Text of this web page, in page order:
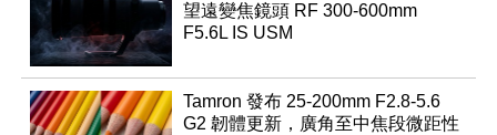
望遠變焦鏡頭 RF 300-600mm
F5.6L IS USM
Tamron 發布 25-200mm F2.8-5.6
G2 韌體更新，廣角至中焦段微距性